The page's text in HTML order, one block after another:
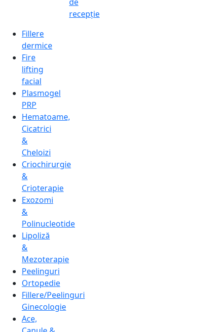
recepție
Fillere
dermice
Fire
lifting
facial
Plasmogel
PRP
Hematoame,
Cicatrici
&
Cheloizi
Criochirurgie
&
Crioterapie
Exozomi
&
Polinucleotide
Lipoliză
&
Mezoterapie
Peelinguri
Ortopedie
Fillere/Peelinguri
Ginecologie
Ace,